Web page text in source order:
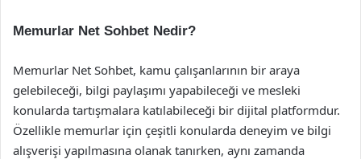
Memurlar Net Sohbet Nedir?
Memurlar Net Sohbet, kamu çalışanlarının bir araya
gelebileceği, bilgi paylaşımı yapabileceği ve mesleki
konularda tartışmalara katılabileceği bir dijital platformdur.
Özellikle memurlar için çeşitli konularda deneyim ve bilgi
alışverişi yapılmasına olanak tanırken, aynı zamanda